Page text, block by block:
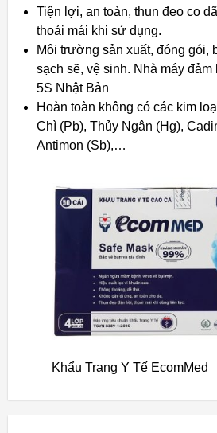
Tiện lợi, an toàn, thun đeo co
thoải mái khi sử dụng.
Môi trường sản xuất, đóng gói,
sạch sẽ, vệ sinh. Nhà máy đảm
5S Nhật Bản
Hoàn toàn không có các kim
Chì (Pb), Thủy Ngân (Hg),
Antimon (Sb),…
Khẩu Trang Y Tế EcomMed